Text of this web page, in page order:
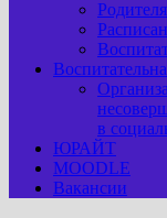
в
ЮРАЙТ
MOODLE
Вакансии